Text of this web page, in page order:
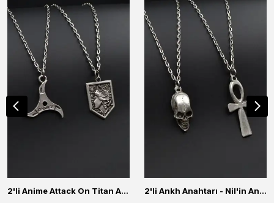
2'li Anime Attack On Titan Acrylic Maria Anime Naruto Erkek Kadın Kolye Seti 2'li Ankh Anahtarı - Nil'in Anahtarı - Kuru Kafa Erkek Kadın Kolye Seti